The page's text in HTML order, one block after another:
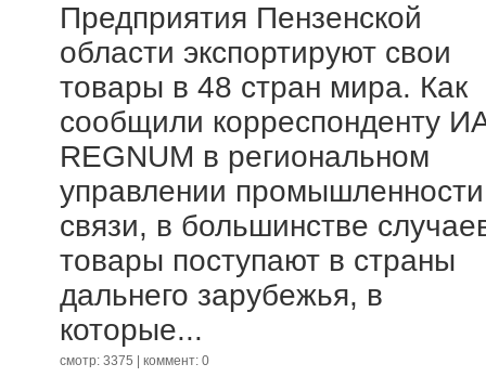
Предприятия Пензенской
области экспортируют свои
товары в 48 стран мира. Как
сообщили корреспонденту
REGNUM в региональном
управлении
связи, в большинстве
товары поступают в страны
дальнего зарубежья, в
которые...
смотр: 3375 | коммент: 0